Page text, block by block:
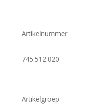
Artikelnummer
745.512.020
Artikelgroep